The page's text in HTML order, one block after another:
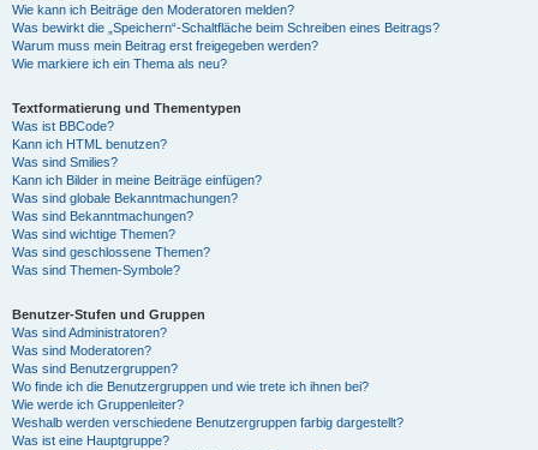
Wie kann ich Beiträge den Moderatoren melden?
Was bewirkt die „Speichern“-Schaltfläche beim Schreiben eines Beitrags?
Warum muss mein Beitrag erst freigegeben werden?
Wie markiere ich ein Thema als neu?
Textformatierung und Thementypen
Was ist BBCode?
Kann ich HTML benutzen?
Was sind Smilies?
Kann ich Bilder in meine Beiträge einfügen?
Was sind globale Bekanntmachungen?
Was sind Bekanntmachungen?
Was sind wichtige Themen?
Was sind geschlossene Themen?
Was sind Themen-Symbole?
Benutzer-Stufen und Gruppen
Was sind Administratoren?
Was sind Moderatoren?
Was sind Benutzergruppen?
Wo finde ich die Benutzergruppen und wie trete ich ihnen bei?
Wie werde ich Gruppenleiter?
Weshalb werden verschiedene Benutzergruppen farbig dargestellt?
Was ist eine Hauptgruppe?